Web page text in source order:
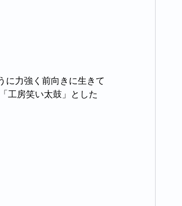
に力強く前向きに生きて
工房笑い太鼓」とした